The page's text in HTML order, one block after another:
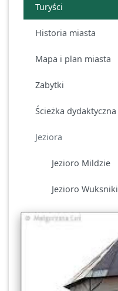
Turyści
Historia miasta
Mapa i plan miasta
Zabytki
Ścieżka dydaktyczna
Jeziora
Jezioro Mildzie
Jezioro Wuksniki